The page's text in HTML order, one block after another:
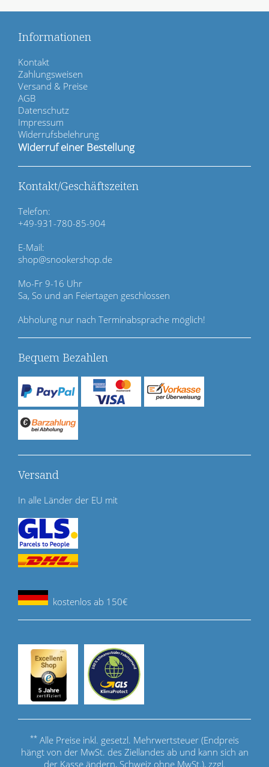
Informationen
N
a
v
i
g
a
t
i
n
ü
b
e
r
s
p
r
i
n
g
e
n
Kontakt
Zahlungsweisen
Versand & Preise
AGB
Datenschutz
Impressum
Widerrufsbelehrung
Widerruf einer Bestellung
Kontakt/Geschäftszeiten
Telefon:
+49-931-780-85-904
E-Mail:
shop@snookershop.de
Mo-Fr 9-16 Uhr
Sa, So und an Feiertagen geschlossen
Abholung nur nach Terminabsprache möglich!
Bequem Bezahlen
Versand
In alle Länder der EU mit
kostenlos ab 150€
** Alle Preise inkl. gesetzl. Mehrwertsteuer (Endpreis
hängt von der MwSt. des Ziellandes ab und kann sich an
der Kasse ändern, Schweiz ohne MwSt.), zzgl.